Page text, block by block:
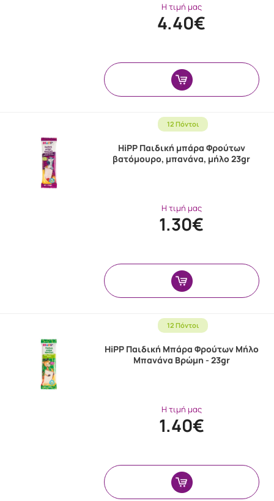
Η τιμή μας
4.40€
12 Πόντοι
HiPP Παιδική μπάρα Φρούτων
βατόμουρο, μπανάνα, μήλο 23gr
Η τιμή μας
1.30€
12 Πόντοι
HiPP Παιδική Μπάρα Φρούτων Μήλο
Μπανάνα Βρώμη - 23gr
Η τιμή μας
1.40€